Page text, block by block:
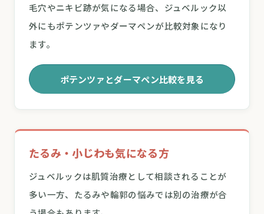
毛穴やニキビ跡が気になる場合、ジュベルック以
外にもポテンツァやダーマペンが比較対象になり
ます。
ポテンツァとダーマペン比較を見る
たるみ・小じわも気になる方
ジュベルックは肌質治療として相談されることが
多い一方、たるみや輪郭の悩みでは別の治療が合